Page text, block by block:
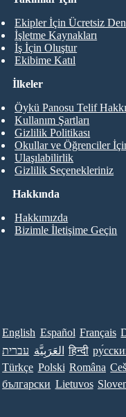
Ekipler İçin Ücretsiz
İşletme Kaynakları
İş İçin Oluştur
Ekibime Katıl
Hakkında
Hakkımızda
Bizimle İletişime Geçin
İlkeler
Öykü Panosu Telif
Kullanım Şartları
Gizlilik Politikası
Okullar ve Öğrenciler
Ulaşılabilirlik
Gizlilik Seçenekleriniz
English Español Français
עברית العَرَبِيَّة हिन्दी
Türkçe Polski Româna
български Lietuvos